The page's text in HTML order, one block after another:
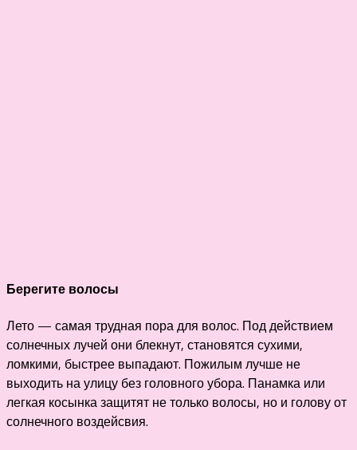
Берегите волосы
Лето — самая трудная пора для волос. Под действием
солнечных лучей они блекнут, становятся сухими,
ломкими, быстрее выпадают. Пожилым лучше не
выходить на улицу без головного убора. Панамка или
легкая косынка защитят не только волосы, но и голову от
солнечного воздейсвия.